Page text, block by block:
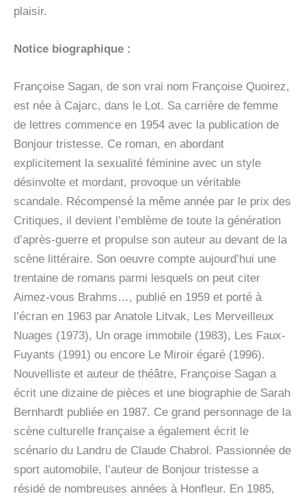
plaisir.
Notice biographique :
Françoise Sagan, de son vrai nom Françoise Quoirez,
est née à Cajarc, dans le Lot. Sa carrière de femme
de lettres commence en 1954 avec la publication de
Bonjour tristesse. Ce roman, en abordant
explicitement la sexualité féminine avec un style
désinvolte et mordant, provoque un véritable
scandale. Récompensé la même année par le prix des
Critiques, il devient l’emblème de toute la génération
d’après-guerre et propulse son auteur au devant de la
scène littéraire. Son oeuvre compte aujourd’hui une
trentaine de romans parmi lesquels on peut citer
Aimez-vous Brahms…, publié en 1959 et porté à
l’écran en 1963 par Anatole Litvak, Les Merveilleux
Nuages (1973), Un orage immobile (1983), Les Faux-
Fuyants (1991) ou encore Le Miroir égaré (1996).
Nouvelliste et auteur de théâtre, Françoise Sagan a
écrit une dizaine de pièces et une biographie de Sarah
Bernhardt publiée en 1987. Ce grand personnage de la
scène culturelle française a également écrit le
scénario du Landru de Claude Chabrol. Passionnée de
sport automobile, l’auteur de Bonjour tristesse a
résidé de nombreuses années à Honfleur. En 1985,